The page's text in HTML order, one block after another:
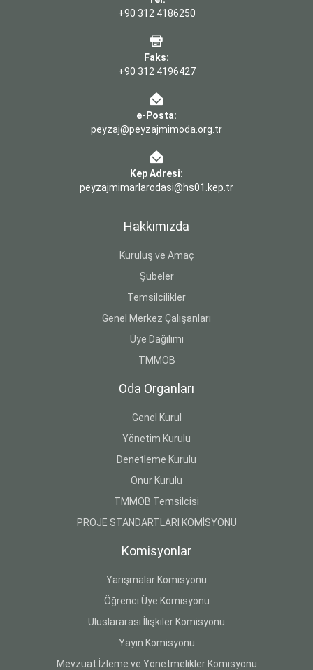
+90 312 4186250
Faks:
+90 312 4196427
e-Posta:
peyzaj@peyzajmimoda.org.tr
Kep Adresi:
peyzajmimarlarodasi@hs01.kep.tr
Hakkımızda
Kuruluş ve Amaç
Şubeler
Temsilcilikler
Genel Merkez Çalışanları
Üye Dağılımı
TMMOB
Oda Organları
Genel Kurul
Yönetim Kurulu
Denetleme Kurulu
Onur Kurulu
TMMOB Temsilcisi
PROJE STANDARTLARI KOMİSYONU
Komisyonlar
Yarışmalar Komisyonu
Öğrenci Üye Komisyonu
Uluslararası İlişkiler Komisyonu
Yayın Komisyonu
Mevzuat İzleme ve Yönetmelikler Komisyonu